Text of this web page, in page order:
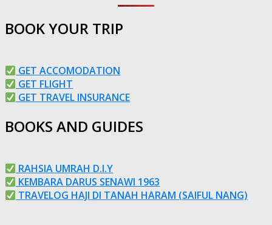
BOOK YOUR TRIP
GET ACCOMODATION
GET FLIGHT
GET TRAVEL INSURANCE
BOOKS AND GUIDES
RAHSIA UMRAH D.I.Y
KEMBARA DARUS SENAWI 1963
TRAVELOG HAJI DI TANAH HARAM (SAIFUL NANG)